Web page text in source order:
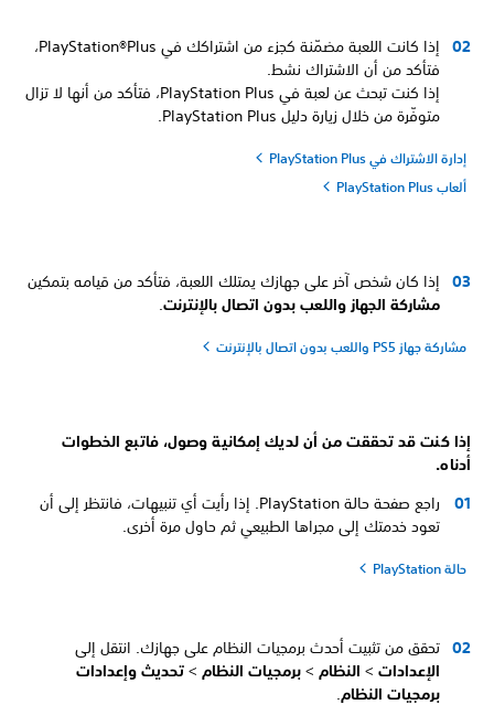
إذا كانت اللعبة مضمّنة كجزء من اشتراكك في PlayStation®Plus،
فتأكد من أن الاشتراك نشط.
إذا كنت تبحث عن لعبة في PlayStation Plus، فتأكد من أنها لا تزال
متوفّرة من خلال زيارة دليل PlayStation Plus.
إدارة الاشتراك في PlayStation Plus
ألعاب PlayStation Plus
إذا كان شخص آخر على جهازك يمتلك اللعبة، فتأكد من قيامه بتمكين
مشاركة الجهاز واللعب بدون اتصال بالإنترنت.
مشاركة جهاز PS5 واللعب بدون اتصال بالإنترنت
إذا كنت قد تحققت من أن لديك إمكانية وصول، فاتبع الخطوات
أدناه.
راجع صفحة حالة PlayStation. إذا رأيت أي تنبيهات، فانتظر إلى أن
تعود خدمتك إلى مجراها الطبيعي ثم حاول مرة أخرى.
حالة PlayStation
تحقق من تثبيت أحدث برمجيات النظام على جهازك. انتقل إلى
الإعدادات>النظام>برمجيات النظام>تحديث وإعدادات
برمجيات النظام.